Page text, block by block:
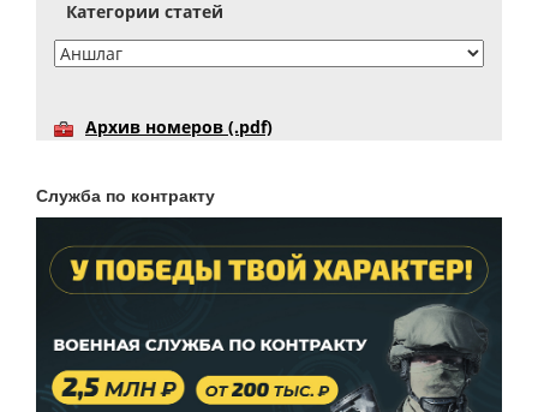
Категории статей
Архив номеров (.pdf)
Служба по контракту